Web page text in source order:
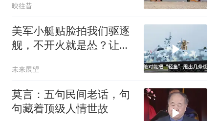
映往昔
美军小艇贴脸拍我们驱逐
舰，不开火就是怂？让印
未来展望
莫言：五句民间老话，句
句藏着顶级人情世故